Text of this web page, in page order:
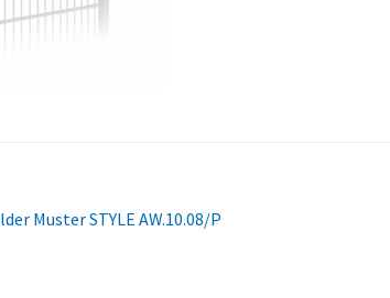
Muster STYLE AW.10.08/P